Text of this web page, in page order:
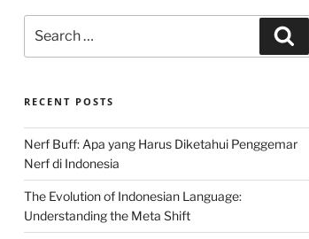
for:
RECENT POSTS
Nerf Buff: Apa yang Harus Diketahui Penggemar
Nerf di Indonesia
The Evolution of Indonesian Language:
Understanding the Meta Shift